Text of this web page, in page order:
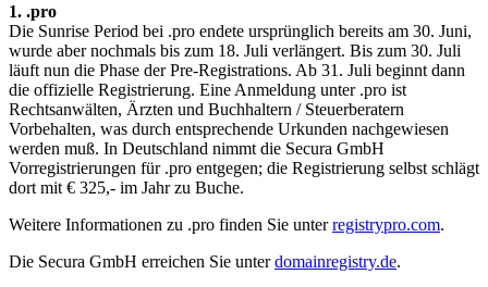
1. .pro
Die Sunrise Period bei .pro endete ursprünglich bereits am 30. Juni,
wurde aber nochmals bis zum 18. Juli verlängert. Bis zum 30. Juli
läuft nun die Phase der Pre-Registrations. Ab 31. Juli beginnt dann
die offizielle Registrierung. Eine Anmeldung unter .pro ist
Rechtsanwälten, Ärzten und Buchhaltern / Steuerberatern
Vorbehalten, was durch entsprechende Urkunden nachgewiesen
werden muß. In Deutschland nimmt die Secura GmbH
Vorregistrierungen für .pro entgegen; die Registrierung selbst schlägt
dort mit € 325,- im Jahr zu Buche.
Weitere Informationen zu .pro finden Sie unterregistrypro.com.
Die Secura GmbH erreichen Sie unterdomainregistry.de.